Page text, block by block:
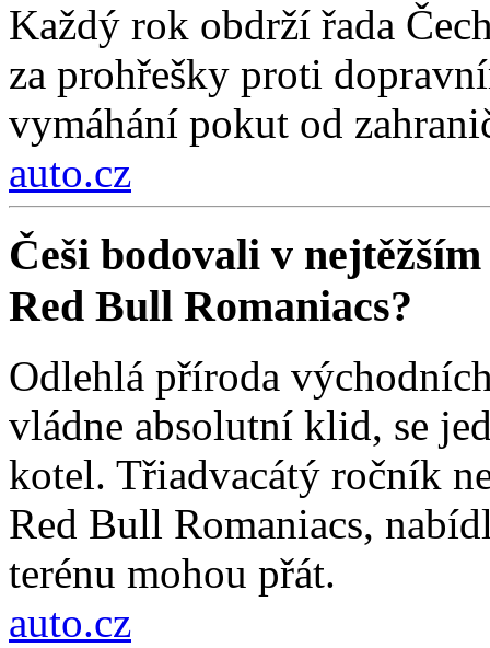
Každý rok obdrží řada
za prohřešky proti
vymáhání pokut od
auto.cz
Češi bodovali v
Red Bull Romaniacs?
Odlehlá příroda
vládne absolutní klid, se
kotel. Třiadvacátý ročník
Red Bull Romaniacs,
terénu mohou přát.
auto.cz